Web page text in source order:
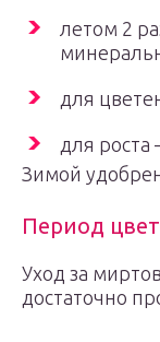
летом 2
для
для
Зимой
Период
Уход за
достаточно